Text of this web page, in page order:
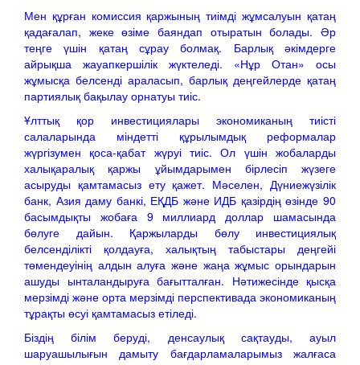
Мен құрған комиссия қаржының тиімді жұмсалуын қатаң
қадағалап, жеке өзіме баяндап отыратын болады. Әр
теңге үшін қатаң сұрау болмақ. Барлық әкімдерге
айрықша жауапкершілік жүктеледі. «Нұр Отан» осы
жұмысқа белсенді араласып, барлық деңгейлерде қатаң
партиялық бақылау орнатуы тиіс.
Ұлттық қор инвестициялары экономиканың тиісті
салаларында міндетті құрылымдық реформалар
жүргізумен қоса-қабат жүруі тиіс. Ол үшін жобаларды
халықаралық қаржы ұйымдарымен бірлесіп жүзеге
асыруды қамтамасыз ету қажет. Мәселен, Дүниежүзілік
банк, Азия даму банкі, ЕҚДБ және ИДБ қазірдің өзінде 90
басымдықты жобаға 9 миллиард доллар шамасында
бөлуге дайын. Қаржыларды бөлу инвестициялық
белсенділікті қолдауға, халықтың табыстары деңгейі
төмендеуінің алдын алуға және жаңа жұмыс орындарын
ашуды ынталандыруға бағытталған. Нәтижесінде қысқа
мерзімді және орта мерзімді перспективада экономиканың
тұрақты өсуі қамтамасыз етіледі.
Біздің білім беруді, денсаулық сақтауды, ауыл
шаруашылығын дамыту бағдарламаларымыз жалғаса